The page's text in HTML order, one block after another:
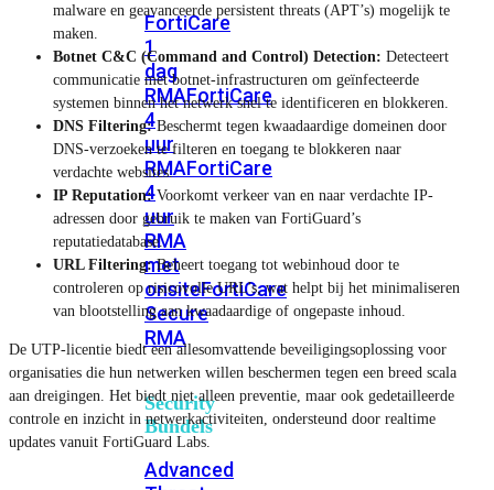
FortiCare
1
dag
RMAFortiCare
4
uur
RMAFortiCare
4
uur
RMA
met
onsiteFortiCare
Secure
RMA
Security
Bundels
Advanced
malware en geavanceerde persistent threats (APT’s) mogelijk te
maken.
Botnet C&C (Command and Control) Detection: Detecteert
communicatie met botnet-infrastructuren om geïnfecteerde
systemen binnen het netwerk snel te identificeren en blokkeren.
DNS Filtering:Beschermt tegen kwaadaardige domeinen door
DNS-verzoeken te filteren en toegang te blokkeren naar
verdachte websites.
IP Reputation:Voorkomt verkeer van en naar verdachte IP-
adressen door gebruik te maken van FortiGuard’s
reputatiedatabase.
URL Filtering:Beheert toegang tot webinhoud door te
controleren op risicovolle URL’s, wat helpt bij het minimaliseren
van blootstelling aan kwaadaardige of ongepaste inhoud.
De UTP-licentie biedt een allesomvattende beveiligingsoplossing voor
organisaties die hun netwerken willen beschermen tegen een breed scala
aan dreigingen. Het biedt niet alleen preventie, maar ook gedetailleerde
controle en inzicht in netwerkactiviteiten, ondersteund door realtime
updates vanuit FortiGuard Labs.